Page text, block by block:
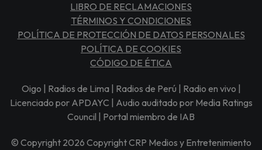
LIBRO DE RECLAMACIONES
TÉRMINOS Y CONDICIONES
POLÍTICA DE PROTECCIÓN DE DATOS PERSONALES
POLÍTICA DE COOKIES
CÓDIGO DE ÉTICA
Oigo | Radios de Lima | Radios de Perú | Radio en vivo |
Licenciado por APDAYC | Audio auditado por Media Ratings
Council | Portal miembro de IAB
© Copyright 2026 Copyright CRP Medios y Entretenimiento